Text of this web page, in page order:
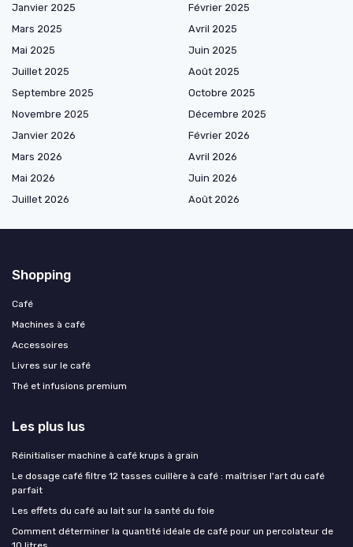
Janvier 2025
Février 2025
Mars 2025
Avril 2025
Mai 2025
Juin 2025
Juillet 2025
Août 2025
Septembre 2025
Octobre 2025
Novembre 2025
Décembre 2025
Janvier 2026
Février 2026
Mars 2026
Avril 2026
Mai 2026
Juin 2026
Juillet 2026
Août 2026
Shopping
Café
Machines à café
Accessoires
Livres sur le café
Thé et infusions premium
Les plus lus
Réinitialiser machine à café krups à grain
Le dosage café filtre 12 tasses cuillère à café : maîtriser l'art du café
parfait
Les effets du café au lait sur la santé du foie
Comment déterminer la quantité idéale de café pour un percolateur de